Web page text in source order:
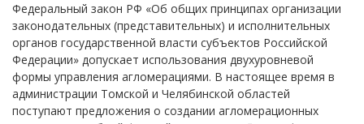
Федеральный закон РФ «Об общих принципах организации
законодательных (представительных) и исполнительных
органов государственной власти субъектов Российской
Федерации» допускает использования двухуровневой
формы управления агломерациями. В настоящее время в
администрации Томской и Челябинской областей
поступают предложения о создании агломерационных